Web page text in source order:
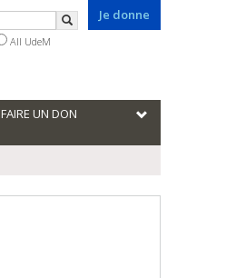
Je donne
Search
All UdeM
FAIRE UN DON